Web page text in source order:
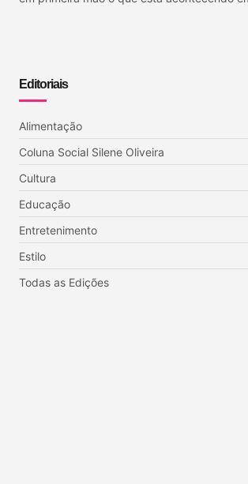
Editoriais
Alimentação
Coluna Social Silene Oliveira
Cultura
Educação
Entretenimento
Estilo
Todas as Edições